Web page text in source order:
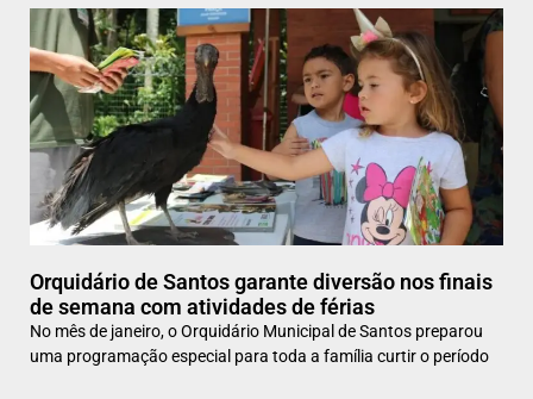
Orquidário de Santos garante diversão nos finais
de semana com atividades de férias
No mês de janeiro, o Orquidário Municipal de Santos preparou
uma programação especial para toda a família curtir o período